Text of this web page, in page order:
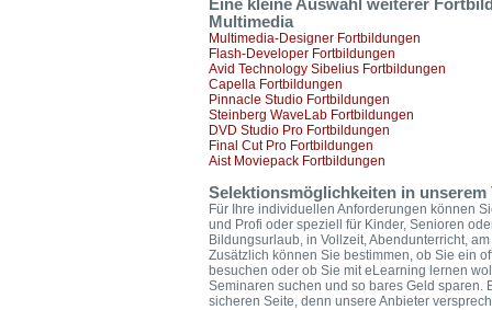
Eine kleine Auswahl weiterer
Multimedia
Multimedia-Designer Fortbildungen
Flash-Developer Fortbildungen
Avid Technology Sibelius Fortbildungen
Capella Fortbildungen
Pinnacle Studio Fortbildungen
Steinberg WaveLab Fortbildungen
DVD Studio Pro Fortbildungen
Final Cut Pro Fortbildungen
Aist Moviepack Fortbildungen
Selektionsmöglichkeiten in unserem
Für Ihre individuellen Anforderungen können
und Profi oder speziell für Kinder, Senioren
Bildungsurlaub, in Vollzeit, Abendunterricht,
Zusätzlich können Sie bestimmen, ob Sie ein
besuchen oder ob Sie mit eLearning lernen
Seminaren suchen und so bares Geld sparen.
sicheren Seite, denn unsere Anbieter